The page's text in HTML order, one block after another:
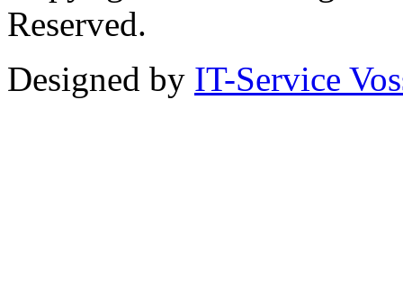
Reserved.
Designed by IT-Service